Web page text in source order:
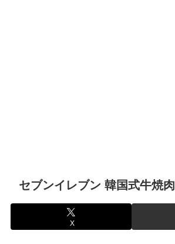
セブンイレブン 韓国式牛焼肉
X